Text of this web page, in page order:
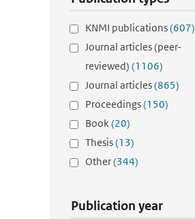
KNMI publications(607)
Journal articles (peer-
reviewed) (1106)
Journal articles(865)
Proceedings(150)
Book(20)
Thesis(13)
Other(344)
Publication year